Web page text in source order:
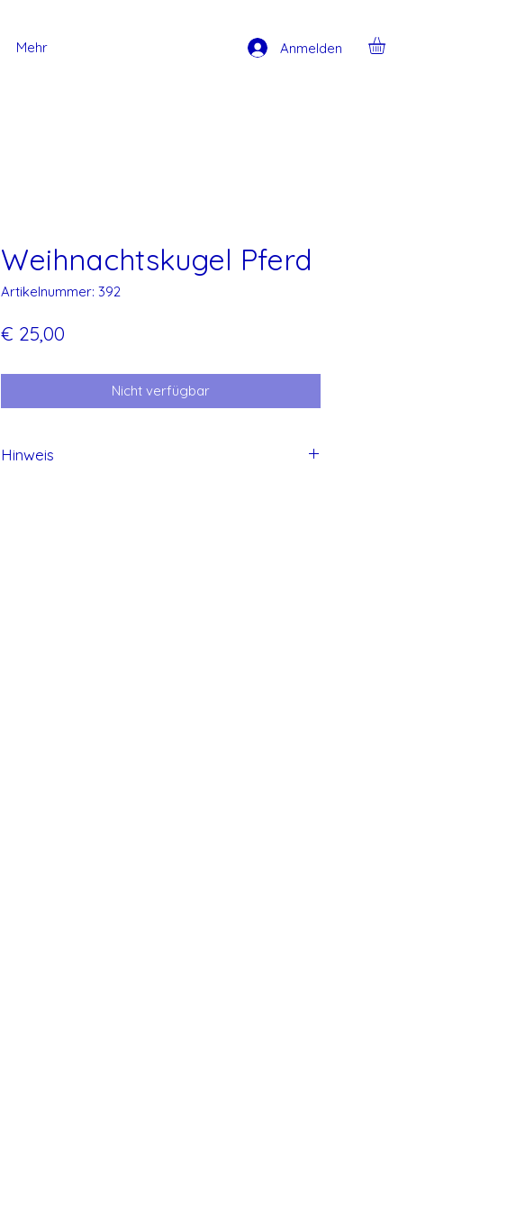
Mehr Anmelden
Weihnachtskugel Pferd
Artikelnummer: 392
€ 25,00
Nicht verfügbar
Hinweis